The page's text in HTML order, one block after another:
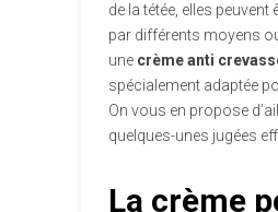
de la tétée, elles peuvent
par différents moyens
une crème anti
spécialement adaptée
On vous en propose
quelques-unes jugées
La crème